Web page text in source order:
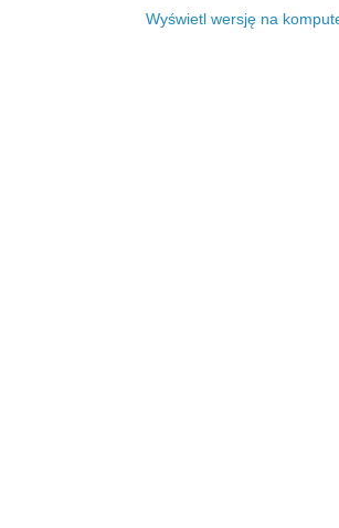
Wyświetl wersję na